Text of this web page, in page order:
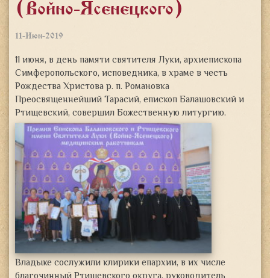
(Войно-Ясенецкого)
11-Июн-2019
11 июня, в день памяти святителя Луки, архиепископа
Симферопольского, исповедника, в храме в честь
Рождества Христова р. п. Романовка
Преосвященнейший Тарасий, епископ Балашовский и
Ртищевский, совершил Божественную литургию.
Владыке сослужили клирики епархии, в их числе